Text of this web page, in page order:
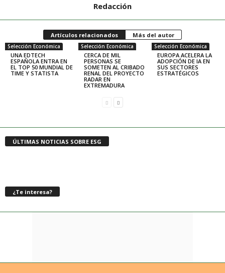
Redacción
Artículos relacionados Más del autor
Selección Económica
UNA EDTECH
ESPAÑOLA ENTRA EN
EL TOP 50 MUNDIAL DE
TIME Y STATISTA
Selección Económica
CERCA DE MIL
PERSONAS SE
SOMETEN AL CRIBADO
RENAL DEL PROYECTO
RADAR EN
EXTREMADURA
Selección Económica
EUROPA ACELERA LA
ADOPCIÓN DE IA EN
SUS SECTORES
ESTRATÉGICOS
ÚLTIMAS NOTICIAS SOBRE ESG
¿Te interesa?